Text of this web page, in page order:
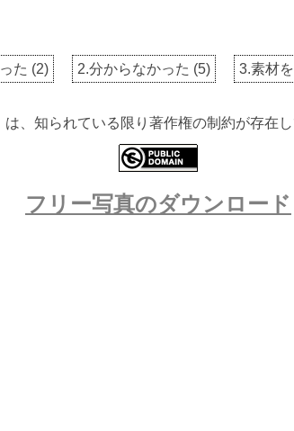
た (2) 2.分からなかった (5) 3.素材
、知られている限り著作権の制約が存在
フリー写真のダウンロード